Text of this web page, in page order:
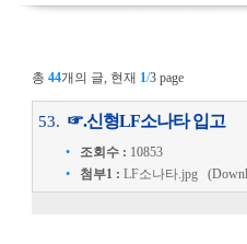
총 44개의 글, 현재 1/3 page
53. ☞.신형LF소나타 입고
• 조회수 : 10853
•
첨부1 : LF소나타.jpg